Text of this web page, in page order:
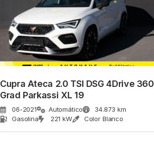
Cupra Ateca 2.0 TSI DSG 4Drive 360
Grad Parkassi XL 19
06-2021 Automático
34.873 km
Gasolina
221 kW Color Blanco